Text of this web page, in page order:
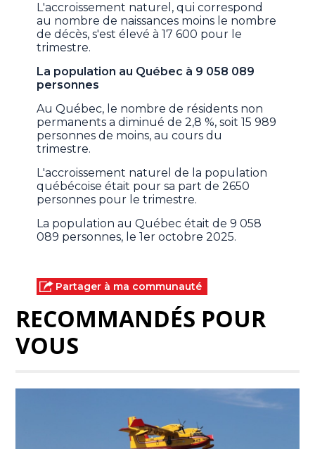
L'accroissement naturel, qui correspond
au nombre de naissances moins le nombre
de décès, s'est élevé à 17 600 pour le
trimestre.
La population au Québec à 9 058 089
personnes
Au Québec, le nombre de résidents non
permanents a diminué de 2,8 %, soit 15 989
personnes de moins, au cours du
trimestre.
L'accroissement naturel de la population
québécoise était pour sa part de 2650
personnes pour le trimestre.
La population au Québec était de 9 058
089 personnes, le 1er octobre 2025.
Partager à ma communauté
RECOMMANDÉS POUR
VOUS